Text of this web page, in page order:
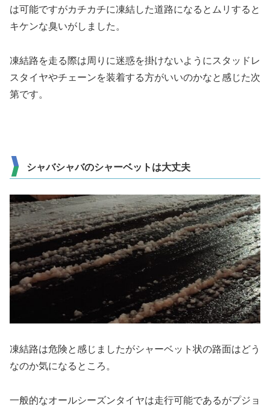
は可能ですがカチカチに凍結した道路になるとムリすると
キケンな臭いがしました。
凍結路を走る際は周りに迷惑を掛けないようにスタッドレ
スタイヤやチェーンを装着する方がいいのかなと感じた次
第です。
シャバシャバのシャーベットは大丈夫
凍結路は危険と感じましたがシャーベット状の路面はどう
なのか気になるところ。
一般的なオールシーズンタイヤは走行可能であるがプジョ